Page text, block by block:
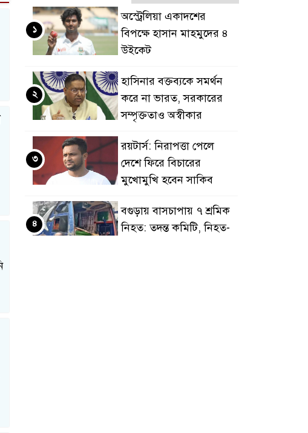
অস্ট্রেলিয়া একাদশের
বিপক্ষে হাসান মাহমুদের ৪
উইকেট
১
হাসিনার বক্তব্যকে সমর্থন
করে না ভারত, সরকারের
সম্পৃক্ততাও অস্বীকার
২
রয়টার্স: নিরাপত্তা পেলে
দেশে ফিরে বিচারের
মুখোমুখি হবেন সাকিব
৩
বগুড়ায় বাসচাপায় ৭ শ্রমিক
নিহত: তদন্ত কমিটি, নিহত-
৪